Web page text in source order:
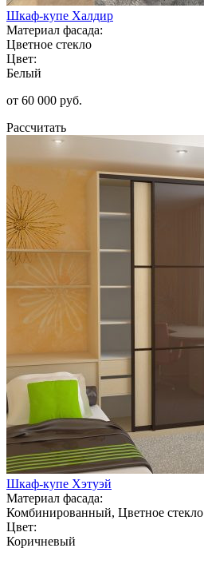
Шкаф-купе Халдир
Материал фасада:
Цветное стекло
Цвет:
Белый
от 60 000 руб.
Рассчитать
Шкаф-купе Хэтуэй
Материал фасада:
Комбинированный, Цветное стекло
Цвет:
Коричневый